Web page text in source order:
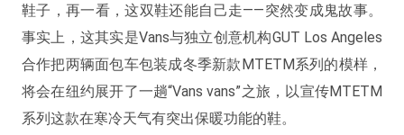
鞋子，再一看，这双鞋还能自己走——突然变成鬼故事。
事实上，这其实是Vans与独立创意机构GUT Los Angeles
合作把两辆面包车包装成冬季新款MTETM系列的模样，
将会在纽约展开了一趟“Vans vans”之旅，以宣传MTETM
系列这款在寒冷天气有突出保暖功能的鞋。